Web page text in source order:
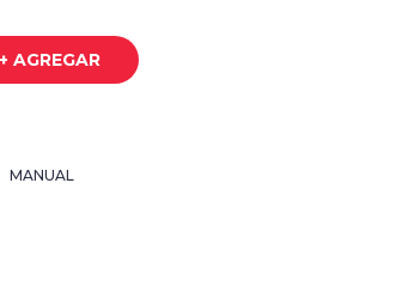
+ AGREGAR
MANUAL